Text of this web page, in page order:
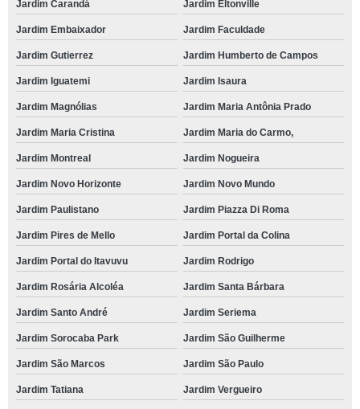
Jardim Carandá Jardim Eltonville
Jardim Embaixador Jardim Faculdade
Jardim Gutierrez Jardim Humberto de Campos
Jardim Iguatemi Jardim Isaura
Jardim Magnólias Jardim Maria Antônia Prado
Jardim Maria Cristina Jardim Maria do Carmo,
Jardim Montreal Jardim Nogueira
Jardim Novo Horizonte Jardim Novo Mundo
Jardim Paulistano Jardim Piazza Di Roma
Jardim Pires de Mello Jardim Portal da Colina
Jardim Portal do Itavuvu Jardim Rodrigo
Jardim Rosária Alcoléa Jardim Santa Bárbara
Jardim Santo André Jardim Seriema
Jardim Sorocaba Park Jardim São Guilherme
Jardim São Marcos Jardim São Paulo
Jardim Tatiana Jardim Vergueiro